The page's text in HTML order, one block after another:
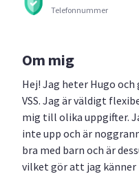
Telefonnummer
Om mig
Hej! Jag heter Hugo
VSS. Jag är väldigt
mig till olika uppgifter.
inte upp och är
bra med barn och är
vilket gör att jag känner